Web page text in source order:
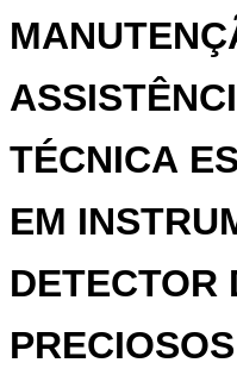
TÉCNICA
EM
DETECTOR
PRECIOSOS